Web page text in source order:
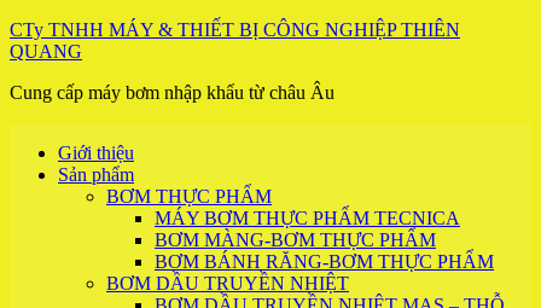
Skip
to
CTy TNHH MÁY & THIẾT BỊ CÔNG NGHIỆP THIÊN
QUANG
Cung cấp máy bơm nhập khẩu từ châu Âu
Giới thiệu
Sản phẩm
BƠM THỰC PHẨM
MÁY BƠM THỰC PHẨM TECNICA
BƠM MÀNG-BƠM THỰC PHẨM
BƠM BÁNH RĂNG-BƠM THỰC PHẨM
BƠM DẦU TRUYỀN NHIỆT